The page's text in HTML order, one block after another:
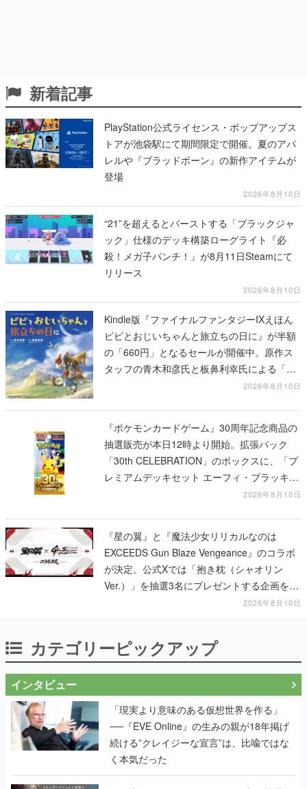
新着記事
PlayStation公式ライセンス・ポップアップス
トアが池袋駅にて期間限定で開催。夏のアパ
レルや『ブラッドボーン』の新作アイテムが
登場
2026年8月10日
“21”を超えるとバーストする「ブラックジャ
ック」仕様のデッキ構築ローグライト『必
殺！メガ子パンチ！』が8月11日Steamにて
リリース
2026年8月10日
Kindle版『ファイナルファンタジーIXえほん
ビビとおじいちゃんと旅立ちの日に』が半額
の「660円」となるセールが開催中。原作ス
タッフの青木和彦氏と板鼻利幸氏による「ビ
2026年8月10日
『ポケモンカードゲーム』30周年記念商品の
抽選販売が本日12時より開始。拡張パック
「30th CELEBRATION」のボックスに、「プ
レミアムデッキセット エーフィ・ブラッキ
ー」「FUTURISTIC BOX」の計3商品2026年8月10日
『星の翼』と『魔法少女リリカルなのは
EXCEEDS Gun Blaze Vengeance』のコラボ
が決定。公式Xでは「抱き枕（シャオリン
Ver.）」を抽選3名にプレゼントする企画を実
2026年8月10日
カテゴリーピックアップ
インタビュー
「現実より意味のある仮想世界を作る」
──『EVE Online』の生みの親が18年掲げ
続ける”クレイジーな宣言”は、比喩ではな
く本気だった